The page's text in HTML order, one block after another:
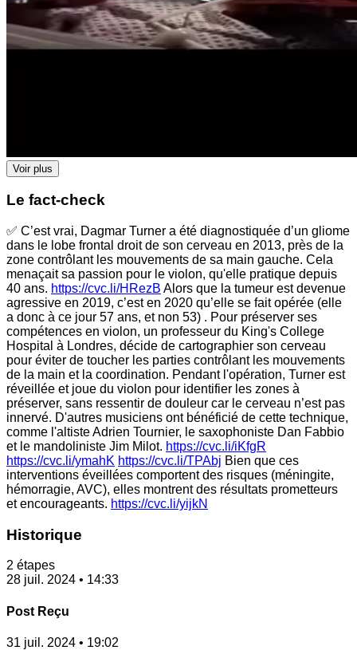
Voir plus
Le fact-check
✅ C’est vrai, Dagmar Turner a été diagnostiquée d’un gliome
dans le lobe frontal droit de son cerveau en 2013, près de la
zone contrôlant les mouvements de sa main gauche. Cela
menaçait sa passion pour le violon, qu'elle pratique depuis
40 ans. https://cvc.li/HRezB Alors que la tumeur est devenue
agressive en 2019, c’est en 2020 qu’elle se fait opérée (elle
a donc à ce jour 57 ans, et non 53) . Pour préserver ses
compétences en violon, un professeur du King's College
Hospital à Londres, décide de cartographier son cerveau
pour éviter de toucher les parties contrôlant les mouvements
de la main et la coordination. Pendant l'opération, Turner est
réveillée et joue du violon pour identifier les zones à
préserver, sans ressentir de douleur car le cerveau n’est pas
innervé. D'autres musiciens ont bénéficié de cette technique,
comme l'altiste Adrien Tournier, le saxophoniste Dan Fabbio
et le mandoliniste Jim Milot. https://cvc.li/iKfgR
https://cvc.li/ymahK https://cvc.li/TPAbj Bien que ces
interventions éveillées comportent des risques (méningite,
hémorragie, AVC), elles montrent des résultats prometteurs
et encourageants. https://cvc.li/yijkN
Historique
2 étapes
28 juil. 2024 • 14:33
Post Reçu
31 juil. 2024 • 19:02